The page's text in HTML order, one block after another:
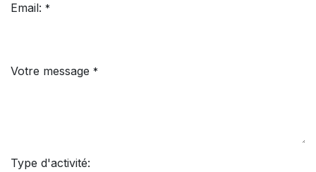
Email: *
Votre message *
Type d'activité: